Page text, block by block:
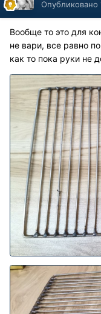
Опубликовано
Вообще то это для
не вари, все равно
как то пока руки не